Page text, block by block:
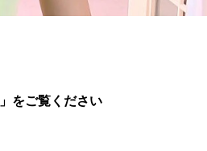
」をご覧ください